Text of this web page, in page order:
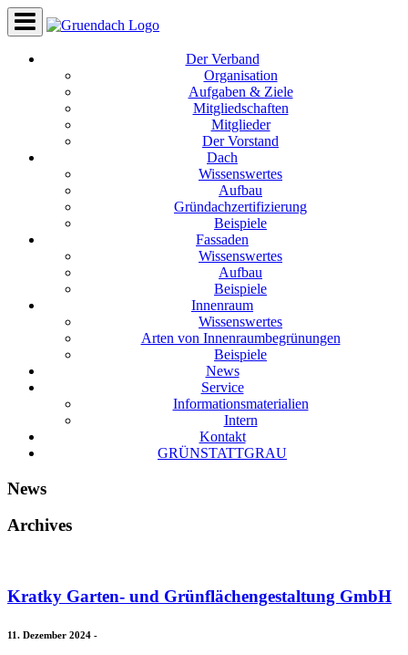
Der Verband
Organisation
Aufgaben & Ziele
Mitgliedschaften
Mitglieder
Der Vorstand
Dach
Wissenswertes
Aufbau
Gründachzertifizierung
Beispiele
Fassaden
Wissenswertes
Aufbau
Beispiele
Innenraum
Wissenswertes
Arten von Innenraumbegrünungen
Beispiele
News
Service
Informationsmaterialien
Intern
Kontakt
GRÜNSTATTGRAU
News
Archives
Kratky Garten- und Grünflächengestaltung GmbH
11. Dezember 2024 -